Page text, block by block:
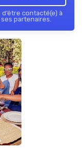
contacté(e) à
partenaires.